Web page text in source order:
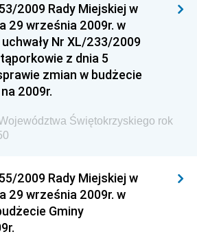
Ministra Sportu
Ministra Funduszy i Polityki
Ministra Aktywów Państwowych
Ministra Zdrowia
Ministra Środowiska i Głównego
Środowiska
Ministerstwa Kultury, Dziedzictwa
Ministra Finansów, Funduszy i
2009 Rady Miejskiej w
29 września 2009r. w
Nr XL/233/2009
z dnia 5
zmian w budżecie
2009r.
Świętokrzyskiego rok
2009 Rady Miejskiej w
29 września 2009r. w
Gminy